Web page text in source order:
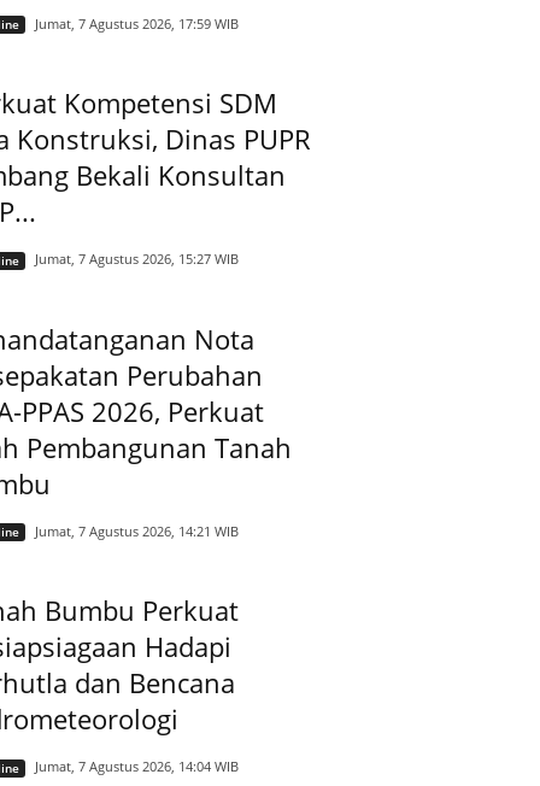
Jumat, 7 Agustus 2026, 17:59 WIB
Kompetensi SDM
Konstruksi, Dinas PUPR
Bekali Konsultan
Jumat, 7 Agustus 2026, 15:27 WIB
Nota
Perubahan
PPAS 2026, Perkuat
Pembangunan Tanah
Jumat, 7 Agustus 2026, 14:21 WIB
Bumbu Perkuat
Hadapi
dan Bencana
Jumat, 7 Agustus 2026, 14:04 WIB